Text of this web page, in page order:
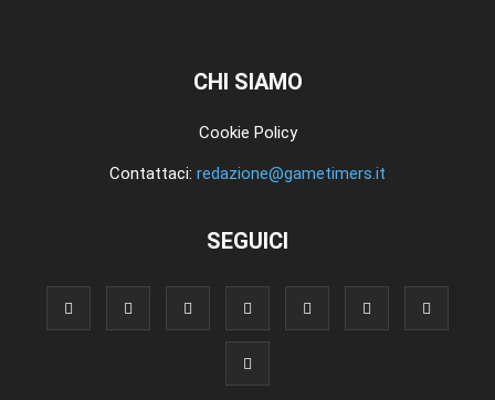
CHI SIAMO
Cookie Policy
Contattaci: redazione@gametimers.it
SEGUICI